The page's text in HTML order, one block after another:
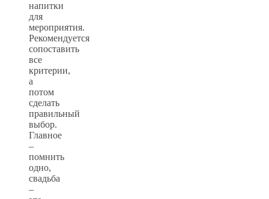
напитки
для
мероприятия.
Рекомендуется
сопоставить
все
критерии,
а
потом
сделать
правильный
выбор.
Главное
–
помнить
одно,
свадьба
–